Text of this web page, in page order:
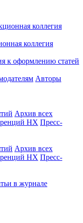
коллегия
коллегия
к оформлению статей
Авторы
Архив всех
НХ Пресс-
Архив всех
НХ Пресс-
в журнале